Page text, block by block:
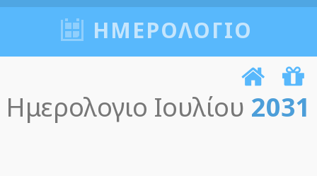
ΗΜΕΡΟΛΟΓΙΟ
Ημερολογιο Ιουλίου 2031